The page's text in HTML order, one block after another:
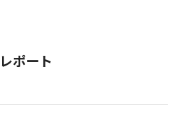
ポート